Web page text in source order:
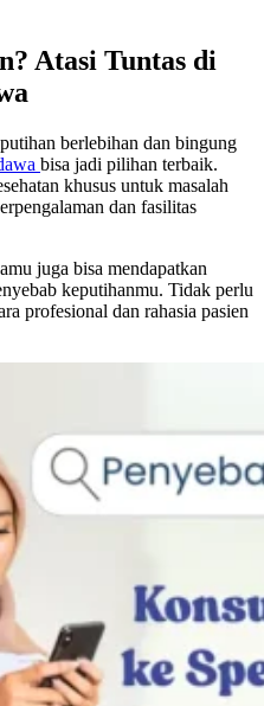
Atasi Tuntas di
berlebihan dan bingung
bisa jadi pilihan terbaik.
khusus untuk masalah
dan fasilitas
juga bisa mendapatkan
keputihanmu. Tidak perlu
profesional dan rahasia pasien